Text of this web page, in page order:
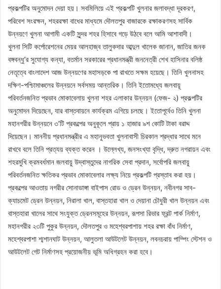
প্রকল্পটির অনুমোদন দেয়া হয়। সবমিলিয়ে এই প্রকল্পটি খুলনার জলাবদ্ধা দূরকরণ,
পরিবেশ সংরক্ষন, শহররক্ষা বাধের মাধ্যমে দৌলতপুর বাজারকে রক্ষাকরণসহ সার্বিক
উন্নয়ণে খুলনা আগামী একটি সুন্দর শহর হিসাবে গড়ে উঠবে বলে আমি আশাবাদী।
খুলনা সিটি কর্পোরেশনের মেয়র আলহাজ্ব তালুকদার আব্দুল খালেক জানান, জাতির জনক
বঙ্গবন্ধু’র সুযোগ্য কন্যা, বতর্মান সরকারের প্রধানমন্ত্রী জননেত্রী শেখ হাসিনার বলিষ্ঠ
নেতৃত্বে বাংলাদেশ আজ উন্নয়ণের মহাসড়কে পা রাখতে সক্ষম হয়েছে। তিনি খুলনাসহ
দক্ষিণ-পশ্চিামাঞ্চলের উন্নয়নে সর্বসময় আন্তরিক। তিনি ইতোমধ্যে জলবায়ূ
পরিবর্তনজনিত প্রভাব মোকাবেলায় খুলনা শহর এলাকার উন্নয়ন (ফেজ- ২) প্রকল্পটির
অনুমোদন দিয়েছেন, যার বাস্তবায়নে কার্যক্রম এগিয়ে চলছে। ইতোপূর্বেও তিনি খুলনা
মহানগরীর উন্নয়নে ৩’টি প্রকল্পের অনুকূলে প্রায় ১ হাজার ৯শ কোটি টাকা বরাদ্দ
দিয়েছেন। মাননীয় প্রধানমন্ত্রীর এ মহানুভবতা খুলনাবাসী চিরকাল শ্রদ্ধার সাথে মনে
রাখবে বলে তিনি প্রত্যয় ব্যক্ত করেন । উল্লেখ্য, জনসংখ্যা বৃদ্ধি, দ্রুত নগরায়ন এবং
শহরমুখি ক্রমবর্ধমান জলবায়ু উদ্বাস্তুদের নাগরিক সেবা প্রদান, সর্বোপরি জলবায়ু
পরিবর্তনজনিত ক্ষতিকর প্রভাব মোকাবেলার লক্ষ্য নিয়ে প্রকল্পটি প্রস্তাব করা হয়।
প্রকল্পের আওতায় নগরীর সোনাডাঙ্গা বাইপাস রোড ও ড্রেন উন্নয়ন, নবীনগর সাব-
ক্যাচমেট ড্রেন উন্নয়ন, নিরালা খাল, বাস্তহারা খাল ও দেয়ানা চৌধুরী খাল উন্নয়ন এবং
বাস্তহারা খালের সাথে সংযুক্ত ড্রেনসমূহের উন্নয়ন, রূপসা রিভার ফ্রন্ট পার্ক নির্মাণ,
মহানগরীর ২৩টি পুকুর উন্নয়ন, দৌলতপুর ও মহেশ্বরপাশায় শহর রক্ষা বাঁধ নির্মাণ,
মহেশ্বরপাশা শ্মশানঘাট উন্নয়ন, আলুতলা আউটলেট উন্নয়ন, লবনচরায় পাম্পিং স্টেশন ও
আউটলেট গেট নির্মাণসহ প্রয়োজনীয় ভূমি অধিগ্রহন করা হবে।